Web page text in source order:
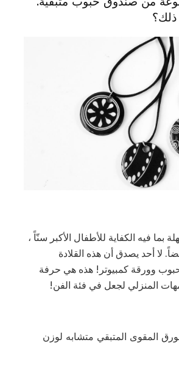
بما فيه الكفاية للأطفال الأكبر سنّاً ،
لا أحد يصدق أن هذه القلادة
وورقة كمبيوتر! هذه هي حرفة
المنزلي لجعل في فئة الفن!
المقوى المتبقي متشابه لوزن